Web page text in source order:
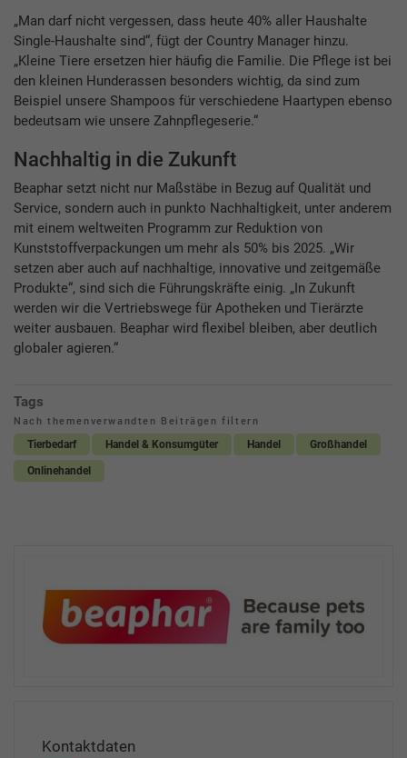
„Man darf nicht vergessen, dass heute 40% aller Haushalte
Single-Haushalte sind“, fügt der Country Manager hinzu.
„Kleine Tiere ersetzen hier häufig die Familie. Die Pflege ist bei
den kleinen Hunderassen besonders wichtig, da sind zum
Beispiel unsere Shampoos für verschiedene Haartypen ebenso
bedeutsam wie unsere Zahnpflegeserie.“
Nachhaltig in die Zukunft
Beaphar setzt nicht nur Maßstäbe in Bezug auf Qualität und
Service, sondern auch in punkto Nachhaltigkeit, unter anderem
mit einem weltweiten Programm zur Reduktion von
Kunststoffverpackungen um mehr als 50% bis 2025. „Wir
setzen aber auch auf nachhaltige, innovative und zeitgemäße
Produkte“, sind sich die Führungskräfte einig. „In Zukunft
werden wir die Vertriebswege für Apotheken und Tierärzte
weiter ausbauen. Beaphar wird flexibel bleiben, aber deutlich
globaler agieren.“
Tags
Nach themenverwandten Beiträgen filtern
Tierbedarf Handel & Konsumgüter Handel Großhandel
Onlinehandel
Kontaktdaten